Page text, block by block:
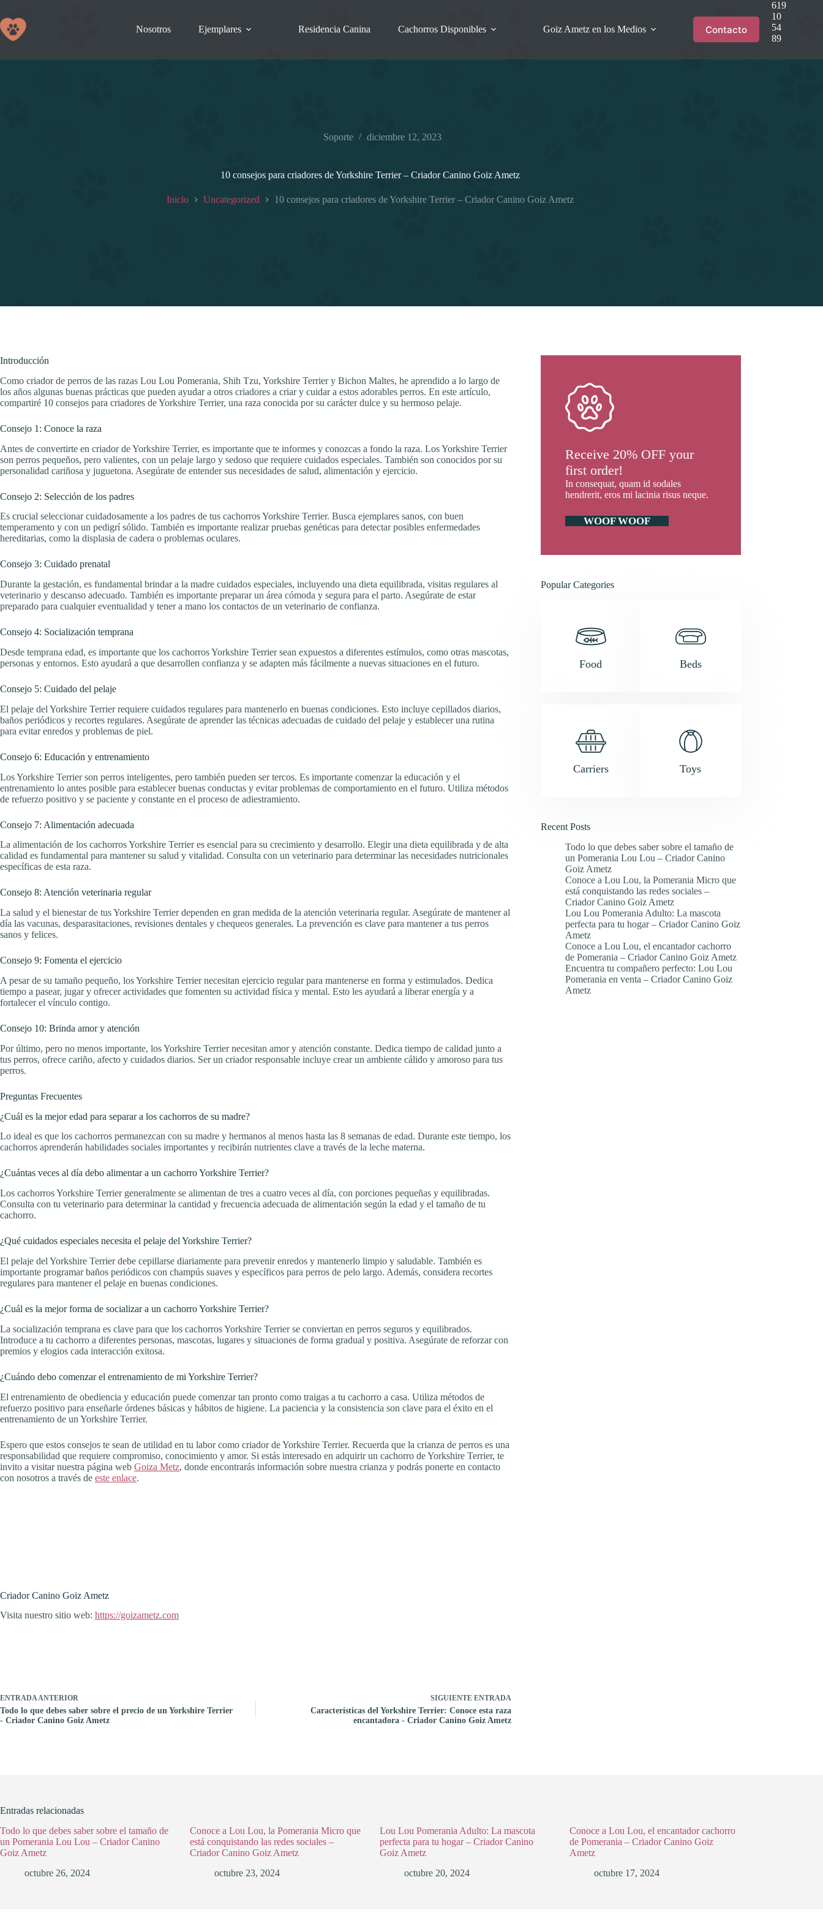
al
contenido
Nosotros Ejemplares Residencia Canina Cachorros Disponibles Goiz Ametz en los Medios Contacto
619
10
54
89
Soporte diciembre 12, 2023
10 consejos para criadores de Yorkshire Terrier – Criador Canino Goiz Ametz
Inicio Uncategorized 10 consejos para criadores de Yorkshire Terrier – Criador Canino Goiz Ametz
Introducción
Como criador de perros de las razas Lou Lou Pomerania, Shih Tzu, Yorkshire Terrier y Bichon Maltes, he aprendido a lo largo de
los años algunas buenas prácticas que pueden ayudar a otros criadores a criar y cuidar a estos adorables perros. En este artículo,
compartiré 10 consejos para criadores de Yorkshire Terrier, una raza conocida por su carácter dulce y su hermoso pelaje.
Consejo 1: Conoce la raza
Antes de convertirte en criador de Yorkshire Terrier, es importante que te informes y conozcas a fondo la raza. Los Yorkshire Terrier
son perros pequeños, pero valientes, con un pelaje largo y sedoso que requiere cuidados especiales. También son conocidos por su
personalidad cariñosa y juguetona. Asegúrate de entender sus necesidades de salud, alimentación y ejercicio.
Consejo 2: Selección de los padres
Es crucial seleccionar cuidadosamente a los padres de tus cachorros Yorkshire Terrier. Busca ejemplares sanos, con buen
temperamento y con un pedigrí sólido. También es importante realizar pruebas genéticas para detectar posibles enfermedades
hereditarias, como la displasia de cadera o problemas oculares.
Consejo 3: Cuidado prenatal
Durante la gestación, es fundamental brindar a la madre cuidados especiales, incluyendo una dieta equilibrada, visitas regulares al
veterinario y descanso adecuado. También es importante preparar un área cómoda y segura para el parto. Asegúrate de estar
preparado para cualquier eventualidad y tener a mano los contactos de un veterinario de confianza.
Consejo 4: Socialización temprana
Desde temprana edad, es importante que los cachorros Yorkshire Terrier sean expuestos a diferentes estímulos, como otras mascotas,
personas y entornos. Esto ayudará a que desarrollen confianza y se adapten más fácilmente a nuevas situaciones en el futuro.
Consejo 5: Cuidado del pelaje
El pelaje del Yorkshire Terrier requiere cuidados regulares para mantenerlo en buenas condiciones. Esto incluye cepillados diarios,
baños periódicos y recortes regulares. Asegúrate de aprender las técnicas adecuadas de cuidado del pelaje y establecer una rutina
para evitar enredos y problemas de piel.
Consejo 6: Educación y entrenamiento
Los Yorkshire Terrier son perros inteligentes, pero también pueden ser tercos. Es importante comenzar la educación y el
entrenamiento lo antes posible para establecer buenas conductas y evitar problemas de comportamiento en el futuro. Utiliza métodos
de refuerzo positivo y se paciente y constante en el proceso de adiestramiento.
Consejo 7: Alimentación adecuada
La alimentación de los cachorros Yorkshire Terrier es esencial para su crecimiento y desarrollo. Elegir una dieta equilibrada y de alta
calidad es fundamental para mantener su salud y vitalidad. Consulta con un veterinario para determinar las necesidades nutricionales
específicas de esta raza.
Consejo 8: Atención veterinaria regular
La salud y el bienestar de tus Yorkshire Terrier dependen en gran medida de la atención veterinaria regular. Asegúrate de mantener al
día las vacunas, desparasitaciones, revisiones dentales y chequeos generales. La prevención es clave para mantener a tus perros
sanos y felices.
Consejo 9: Fomenta el ejercicio
A pesar de su tamaño pequeño, los Yorkshire Terrier necesitan ejercicio regular para mantenerse en forma y estimulados. Dedica
tiempo a pasear, jugar y ofrecer actividades que fomenten su actividad física y mental. Esto les ayudará a liberar energía y a
fortalecer el vínculo contigo.
Consejo 10: Brinda amor y atención
Por último, pero no menos importante, los Yorkshire Terrier necesitan amor y atención constante. Dedica tiempo de calidad junto a
tus perros, ofrece cariño, afecto y cuidados diarios. Ser un criador responsable incluye crear un ambiente cálido y amoroso para tus
perros.
Preguntas Frecuentes
¿Cuál es la mejor edad para separar a los cachorros de su madre?
Lo ideal es que los cachorros permanezcan con su madre y hermanos al menos hasta las 8 semanas de edad. Durante este tiempo, los
cachorros aprenderán habilidades sociales importantes y recibirán nutrientes clave a través de la leche materna.
¿Cuántas veces al día debo alimentar a un cachorro Yorkshire Terrier?
Los cachorros Yorkshire Terrier generalmente se alimentan de tres a cuatro veces al día, con porciones pequeñas y equilibradas.
Consulta con tu veterinario para determinar la cantidad y frecuencia adecuada de alimentación según la edad y el tamaño de tu
cachorro.
¿Qué cuidados especiales necesita el pelaje del Yorkshire Terrier?
El pelaje del Yorkshire Terrier debe cepillarse diariamente para prevenir enredos y mantenerlo limpio y saludable. También es
importante programar baños periódicos con champús suaves y específicos para perros de pelo largo. Además, considera recortes
regulares para mantener el pelaje en buenas condiciones.
¿Cuál es la mejor forma de socializar a un cachorro Yorkshire Terrier?
La socialización temprana es clave para que los cachorros Yorkshire Terrier se conviertan en perros seguros y equilibrados.
Introduce a tu cachorro a diferentes personas, mascotas, lugares y situaciones de forma gradual y positiva. Asegúrate de reforzar con
premios y elogios cada interacción exitosa.
¿Cuándo debo comenzar el entrenamiento de mi Yorkshire Terrier?
El entrenamiento de obediencia y educación puede comenzar tan pronto como traigas a tu cachorro a casa. Utiliza métodos de
refuerzo positivo para enseñarle órdenes básicas y hábitos de higiene. La paciencia y la consistencia son clave para el éxito en el
entrenamiento de un Yorkshire Terrier.
Espero que estos consejos te sean de utilidad en tu labor como criador de Yorkshire Terrier. Recuerda que la crianza de perros es una
responsabilidad que requiere compromiso, conocimiento y amor. Si estás interesado en adquirir un cachorro de Yorkshire Terrier, te
invito a visitar nuestra página web Goiza Metz, donde encontrarás información sobre nuestra crianza y podrás ponerte en contacto
con nosotros a través de este enlace.
Criador Canino Goiz Ametz
Visita nuestro sitio web: https://goizametz.com
ENTRADAANTERIOR
Todo lo que debes saber sobre el precio de un Yorkshire Terrier
- Criador Canino Goiz Ametz
SIGUIENTE ENTRADA
Características del Yorkshire Terrier: Conoce esta raza
encantadora - Criador Canino Goiz Ametz
Receive 20% OFF your
first order!
In consequat, quam id sodales
hendrerit, eros mi lacinia risus neque.
WOOF WOOF
Popular Categories
Food Beds
Carriers Toys
Recent Posts
Todo lo que debes saber sobre el tamaño de
un Pomerania Lou Lou – Criador Canino
Goiz Ametz
Conoce a Lou Lou, la Pomerania Micro que
está conquistando las redes sociales –
Criador Canino Goiz Ametz
Lou Lou Pomerania Adulto: La mascota
perfecta para tu hogar – Criador Canino Goiz
Ametz
Conoce a Lou Lou, el encantador cachorro
de Pomerania – Criador Canino Goiz Ametz
Encuentra tu compañero perfecto: Lou Lou
Pomerania en venta – Criador Canino Goiz
Ametz
Entradas relacionadas
Todo lo que debes saber sobre el tamaño de
un Pomerania Lou Lou – Criador Canino
Goiz Ametz
octubre 26, 2024
Conoce a Lou Lou, la Pomerania Micro que
está conquistando las redes sociales –
Criador Canino Goiz Ametz
octubre 23, 2024
Lou Lou Pomerania Adulto: La mascota
perfecta para tu hogar – Criador Canino
Goiz Ametz
octubre 20, 2024
Conoce a Lou Lou, el encantador cachorro
de Pomerania – Criador Canino Goiz
Ametz
octubre 17, 2024